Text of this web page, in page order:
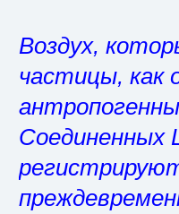
Воздух,
частицы, как